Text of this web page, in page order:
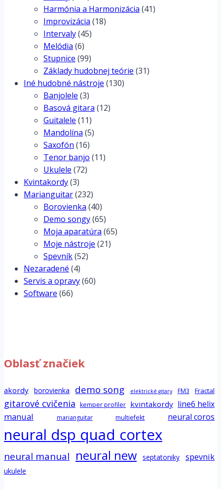
Harmónia a Harmonizácia (41)
Improvizácia (18)
Intervaly(45)
Melódia (6)
Stupnice (99)
Základy hudobnej teórie (31)
Iné hudobné nástroje (130)
Banjolele (3)
Basová gitara (12)
Guitalele (11)
Mandolína (5)
Saxofón (16)
Tenor banjo (11)
Ukulele (72)
Kvintakordy(3)
Marianguitar(232)
Borovienka (40)
Demo songy(65)
Moja aparatúra (65)
Moje nástroje (21)
Spevník(52)
Nezaradené (4)
Servis a opravy(60)
Software (66)
Oblasť značiek
akordy borovienka demo song elektrické gitary FM3 Fractal
gitarové cvičenia kemper profiler kvintakordy line6 helix
manual marianguitar multiefekt neural coros
neural dsp quad cortex
neural manual neural new septatoniky spevnik
ukulele